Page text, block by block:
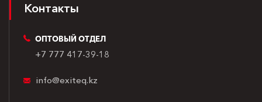
Контакты
ОПТОВЫЙ ОТДЕЛ
+7 777 417-39-18
info@exiteq.kz